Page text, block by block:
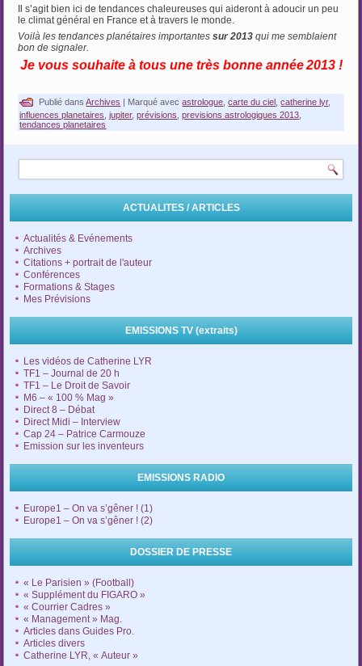
Il s’agit bien ici de tendances chaleureuses qui aideront à adoucir un peu
le climat général en France et à travers le monde.
Voilà les tendances planétaires importantessur 2013 qui me semblaient
bon de signaler.
Je vous souhaite à tous une très bonne année2013 !
Publié dans Archives Marqué avec astrologue ,carte du ciel ,catherine lyr,
influences planetaires,jupiter,prévisions,previsions astrologiques 2013,
tendances planetaires
ACTUALITES / ARTICLES
Actualités & Evénements
Archives
Citations + portrait de l'auteur
Conférences
Formations & Stages
Mes Prévisions
EMISSIONS TV (extraits)
Les vidéos de Catherine LYR
TF1 – Journal de 20 h
TF1 – Le Droit de Savoir
M6 – « 100 % Mag »
Direct 8 – Débat
Direct Midi – Interview
Cap 24 – Patrice Carmouze
Emission sur les inventeurs
EMISSIONS RADIO
Europe1 – On va s’gêner ! (1)
Europe1 – On va s’gêner ! (2)
DOSSIER DE PRESSE
« Le Parisien » (Football)
« Supplément du FIGARO »
« Courrier Cadres »
« Management » Mag.
Articles dans Guides Pro.
Articles divers
Catherine LYR, « Auteur »